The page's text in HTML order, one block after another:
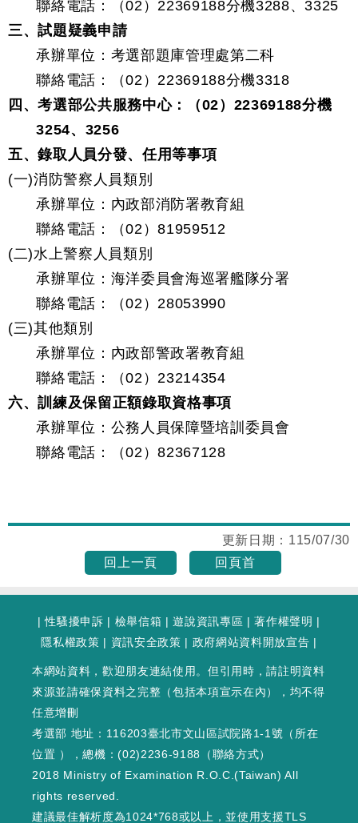
聯絡電話：（02）22369188分機3288、3325
三、試題疑義申請
承辦單位：考選部題庫管理處第二科
聯絡電話：（02）22369188分機3318
四、考選部公共服務中心：（02）22369188分機
3254、3256
五、錄取人員分發、任用等事項
(一)消防警察人員類別
承辦單位：內政部消防署教育組
聯絡電話：（02）81959512
(二)水上警察人員類別
承辦單位：海洋委員會海巡署艦隊分署
聯絡電話：（02）28053990
(三)其他類別
承辦單位：內政部警政署教育組
聯絡電話：（02）23214354
六、訓練及保留正額錄取資格事項
承辦單位：公務人員保障暨培訓委員會
聯絡電話：（02）82367128
更新日期： 115/07/30
回上一頁
回頁首
|性騷擾申訴 | 檢舉信箱 |遊說資訊專區 |著作權聲明 |
隱私權政策 | 資訊安全政策 | 政府網站資料開放宣告 |
本網站資料，歡迎朋友連結使用。但引用時，請註明資料
來源並請確保資料之完整（包括本項宣示在內），均不得
任意增刪
考選部 地址：116203臺北市文山區試院路1-1號（ 所在
位置 ），總機：(02)2236-9188（聯絡方式）
2018 Ministry of Examination R.O.C.(Taiwan) All
rights reserved.
建議最佳解析度為1024*768或以上，並使用支援TLS